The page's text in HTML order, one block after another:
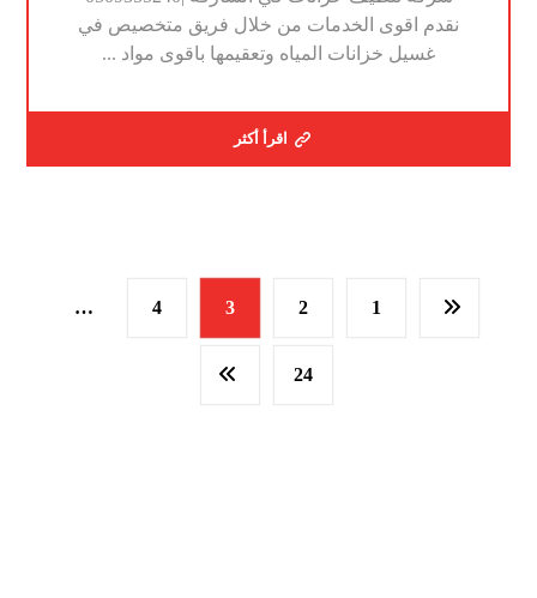
نقدم اقوى الخدمات من خلال فريق متخصيص في
غسيل خزانات المياه وتعقيمها باقوى مواد ...
اقرأ أكثر
1
2
3
4
…
24